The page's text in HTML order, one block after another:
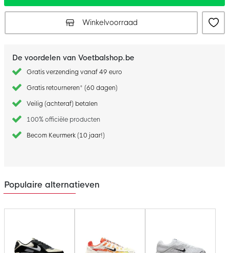
Winkelvoorraad
De voordelen van Voetbalshop.be
Gratis verzending vanaf 49 euro
Gratis retourneren* (60 dagen)
Veilig (achteraf) betalen
100% officiële producten
Becom Keurmerk (10 jaar!)
Populaire alternatieven